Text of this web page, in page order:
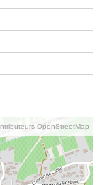
OpenStreetMap